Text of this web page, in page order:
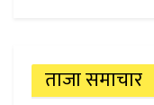
ताजा समाचार